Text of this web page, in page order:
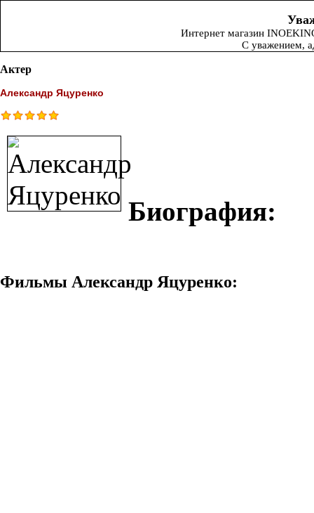
Интернет магазин
С уважением,
Актер
Александр Яцуренко
Биография:
Фильмы Александр Яцуренко: